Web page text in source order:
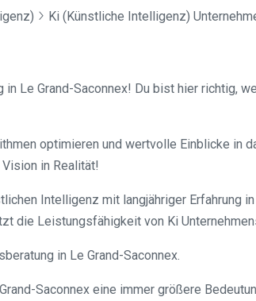
Ki (Künstliche Intelligenz)
Le Grand-Saconnex! Du bist hier richtig,
optimieren und wertvolle Einblicke in
in Realität!
Intelligenz mit langjähriger Erfahrung
die Leistungsfähigkeit von Ki
in Le Grand-Saconnex.
Saconnex eine immer größere